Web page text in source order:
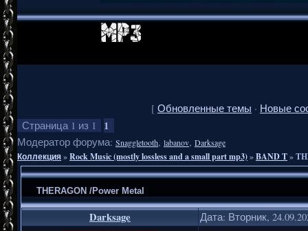
[ Обновленные темы · Новые
Страница 1 из 1 1
Модератор форума: Snaggletooth, labanov, Darksage
Коллекция»Rock Music (mostly lossless and a small part mp3)»BAND T»
THERAGON /Power Metal
Darksage Дата: Вторник,